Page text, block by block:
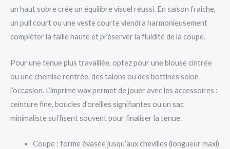
un haut sobre crée un équilibre visuel réussi. En saison fraîche,
un pull court ou une veste courte viendra harmonieusement
compléter la taille haute et préserver la fluidité de la coupe.
Pour une tenue plus travaillée, optez pour une blouse cintrée
ou une chemise rentrée, des talons ou des bottines selon
l’occasion. L’imprimé wax permet de jouer avec les accessoires :
ceinture fine, boucles d’oreilles signifiantes ou un sac
minimaliste suffisent souvent pour finaliser la tenue.
Coupe : forme évasée jusqu’aux chevilles (longueur maxi)